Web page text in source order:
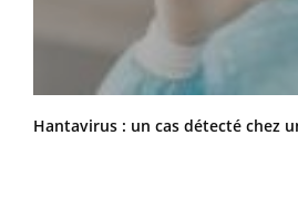
Hantavirus : un cas détecté chez